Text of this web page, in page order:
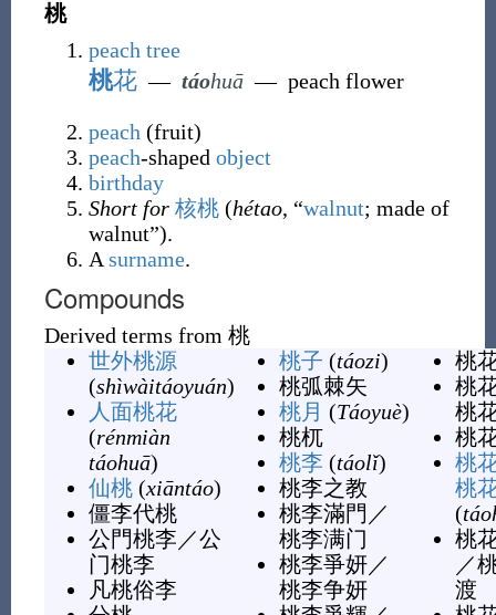
桃
peach tree
桃花 ― táohuā ― peach flower
peach (fruit)
peach-shaped object
birthday
Short for 核桃(hétao, “walnut; made of
walnut”).
A surname.
Compounds
Derived terms from 桃
世外桃源
(shìwàitáoyuán)
人面桃花
(rénmiàn
táohuā)
仙桃(xiāntáo)
僵李代桃
公門桃李 ／公
门桃李
凡桃俗李
桃子 (táozi)
桃弧棘矢
桃月 (Táoyuè)
桃杌
桃李 (táolǐ)
桃李之教
桃李滿門 ／
桃李满门
桃李爭妍／
桃李争妍
桃
桃
桃
桃
桃
桃
(
桃
／
渡